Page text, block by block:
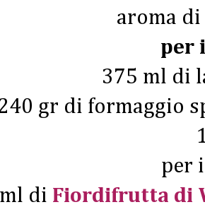
aroma
per
375 ml di
gr di formaggio
per
di Fiordifrutta di